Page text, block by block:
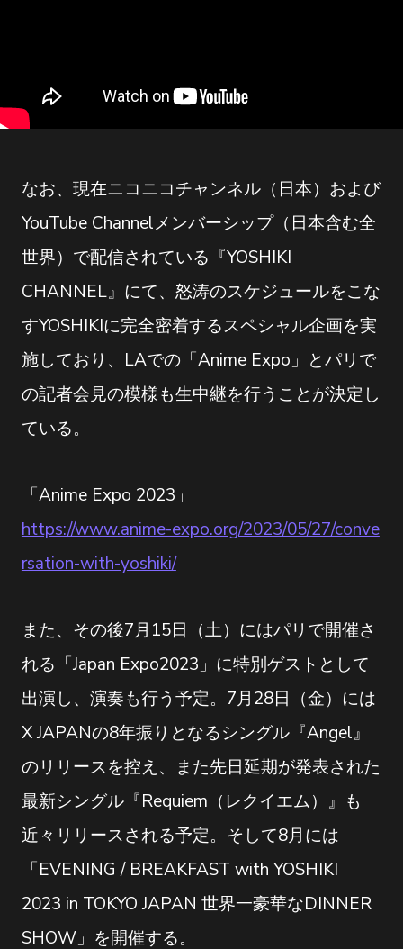
なお、現在ニコニコチャンネル（日本）および
YouTube Channelメンバーシップ（日本含む全
世界）で配信されている『YOSHIKI
CHANNEL』にて、怒涛のスケジュールをこな
すYOSHIKIに完全密着するスペシャル企画を実
施しており、LAでの「Anime Expo」とパリで
の記者会見の模様も生中継を行うことが決定し
ている。
「Anime Expo 2023」
https://www.anime-expo.org/2023/05/27/conve
rsation-with-yoshiki/
また、その後7月15日（土）にはパリで開催さ
れる「Japan Expo2023」に特別ゲストとして
出演し、演奏も行う予定。7月28日（金）には
X JAPANの8年振りとなるシングル『Angel』
のリリースを控え、また先日延期が発表された
最新シングル『Requiem（レクイエム）』も
近々リリースされる予定。そして8月には
「EVENING / BREAKFAST with YOSHIKI
2023 in TOKYO JAPAN 世界一豪華なDINNER
SHOW」を開催する。